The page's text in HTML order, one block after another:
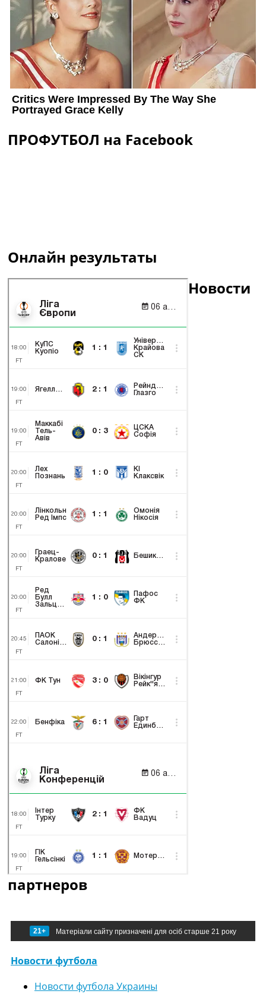
ПРОФУТБОЛ на Facebook
Онлайн результаты
Новости
партнеров
21+ Матеріали сайту призначені для осіб старше 21 року
Новости футбола
Новости футбола Украины